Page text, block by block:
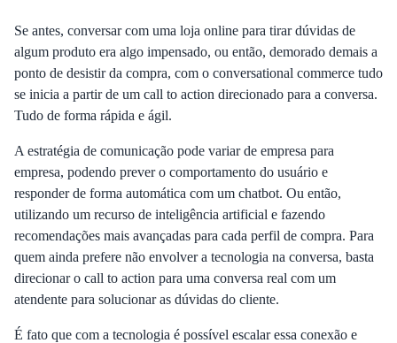
Se antes, conversar com uma loja online para tirar dúvidas de
algum produto era algo impensado, ou então, demorado demais a
ponto de desistir da compra, com o conversational commerce tudo
se inicia a partir de um call to action direcionado para a conversa.
Tudo de forma rápida e ágil.
A estratégia de comunicação pode variar de empresa para
empresa, podendo prever o comportamento do usuário e
responder de forma automática com um chatbot. Ou então,
utilizando um recurso de inteligência artificial e fazendo
recomendações mais avançadas para cada perfil de compra. Para
quem ainda prefere não envolver a tecnologia na conversa, basta
direcionar o call to action para uma conversa real com um
atendente para solucionar as dúvidas do cliente.
É fato que com a tecnologia é possível escalar essa conexão e